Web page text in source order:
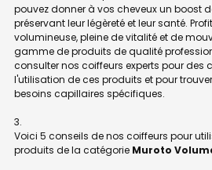
pouvez donner à vos cheveux un boost
préservant leur légèreté et leur santé.
volumineuse, pleine de vitalité et de
gamme de produits de qualité
consulter nos coiffeurs experts pour des
l'utilisation de ces produits et pour
besoins capillaires spécifiques.
Voici 5 conseils de nos coiffeurs pour
produits de la catégorie Muroto